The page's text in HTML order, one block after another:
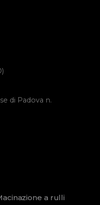
di Padova n.
a rulli